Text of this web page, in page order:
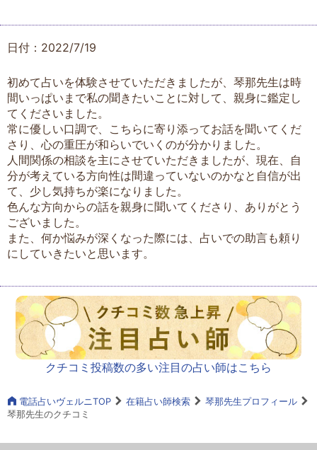
日付：2022/7/19
初めて占いを体験させていただきましたが、琴那先生は時
間いっぱいまで私の聞きたいことに対して、親身に鑑定し
てくださいました。
常に優しい口調で、こちらに寄り添ってお話を聞いてくだ
さり、心の重圧が和らいでいくのが分かりました。
人間関係の相談を主にさせていただきましたが、現在、自
分が考えている方向性は間違っていないのかなと自信が出
て、少し気持ちが楽になりました。
色んな方向からの話を親身に聞いてくださり、ありがとう
ございました。
また、何か悩みが深くなった際には、占いでの助言も頼り
にしていきたいと思います。
クチコミ投稿数の多い注目の占い師はこちら
電話占いヴェルニTOP 在籍占い師検索
琴那先生プロフィール
琴那先生のクチコミ